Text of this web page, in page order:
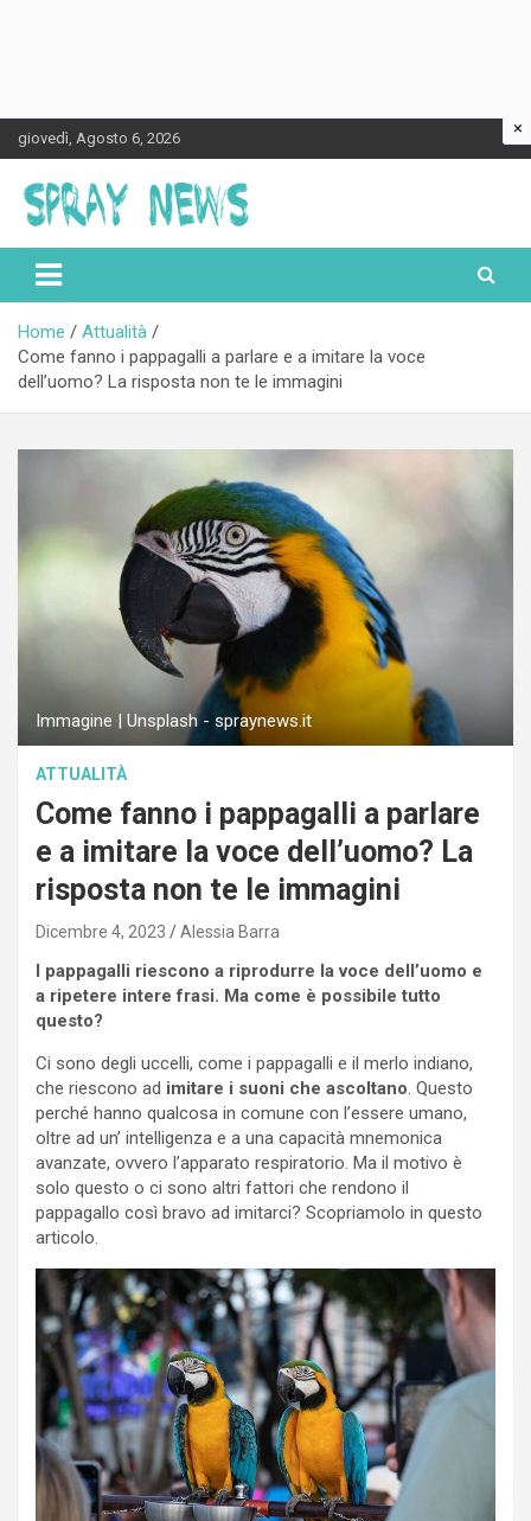
Skip
to
content
giovedì, Agosto 6, 2026
Spraynews.it
Home
Attualità
Come fanno i pappagalli a parlare e a imitare la voce
dell’uomo? La risposta non te le immagini
Immagine | Unsplash - spraynews.it
ATTUALITÀ
Come fanno i pappagalli a parlare
e a imitare la voce dell’uomo? La
risposta non te le immagini
Dicembre 4, 2023 Alessia Barra
I pappagalli riescono a riprodurre la voce dell’uomo e
a ripetere intere frasi. Ma come è possibile tutto
questo?
Ci sono degli uccelli, come i pappagalli e il merlo indiano,
che riescono ad imitare i suoni che ascoltano. Questo
perché hanno qualcosa in comune con l’essere umano,
oltre ad un’ intelligenza e a una capacità mnemonica
avanzate, ovvero l’apparato respiratorio. Ma il motivo è
solo questo o ci sono altri fattori che rendono il
pappagallo così bravo ad imitarci? Scopriamolo in questo
articolo.
×